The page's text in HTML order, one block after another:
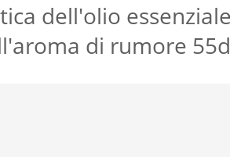
dell'olio
di rumore